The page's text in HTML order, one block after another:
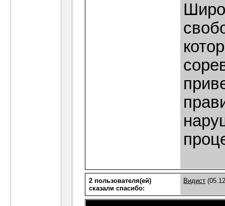
2 пользователя(ей)
сказали cпасибо:
Видист